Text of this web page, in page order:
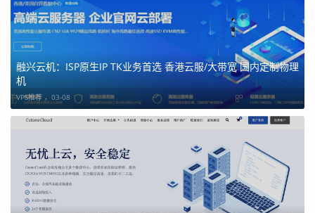
包端口 [10,999) 6.5
[1000,9999) 6.0
>10000 5.7
95th(保底30%部分
按
包端口计算)
[5000,9999) 6.5
[10000,19999) 7.5
融兴云机：ISP原生IP TK业务首选 香港云服/大带宽 国内定制物理
机
VPS推荐 ， 03-08